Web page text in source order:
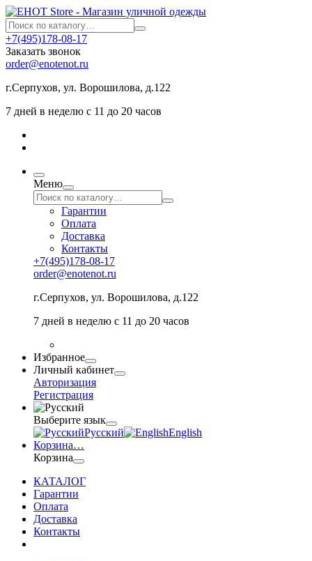
+7(495)178-08-17
Заказать звонок
order@enotenot.ru
г.Серпухов, ул. Ворошилова, д.122
7 дней в неделю с 11 до 20 часов
Меню
Гарантии
Оплата
Доставка
Контакты
+7(495)178-08-17
order@enotenot.ru
г.Серпухов, ул. Ворошилова, д.122
7 дней в неделю с 11 до 20 часов
Избранное
Личный кабинет
Авторизация
Регистрация
Выберите язык
Русский
English
Корзина…
Корзина
КАТАЛОГ
Гарантии
Оплата
Доставка
Контакты